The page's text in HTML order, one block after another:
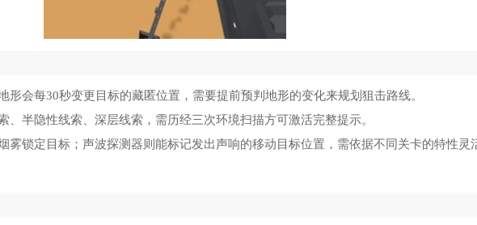
形会每30秒变更目标的藏匿位置，需要提前预判地形的变化来规划狙击路线。
、半隐性线索、深层线索，需历经三次环境扫描方可激活完整提示。
雾锁定目标；声波探测器则能标记发出声响的移动目标位置，需依据不同关卡的特性灵